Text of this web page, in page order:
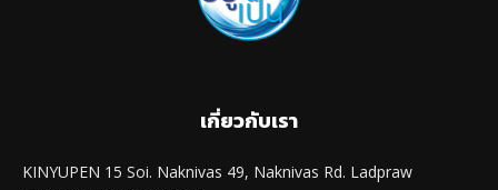
เกี่ยวกับเรา
KINYUPEN 15 Soi. Naknivas 49, Naknivas Rd. Ladpraw